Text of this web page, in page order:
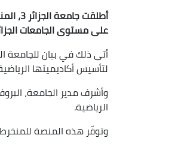
على مستوى الجامعات
لتأسيس أكاديميتها
وأشرف مدير الجامعة،
الرياضية.
وتوفّر هذه المنصة